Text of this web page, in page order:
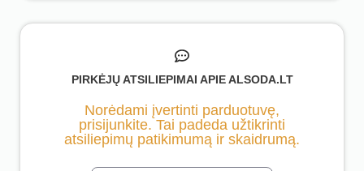
PIRKĖJŲ ATSILIEPIMAI APIE ALSODA.LT
Norėdami įvertinti parduotuvę,
prisijunkite. Tai padeda užtikrinti
atsiliepimų patikimumą ir skaidrumą.